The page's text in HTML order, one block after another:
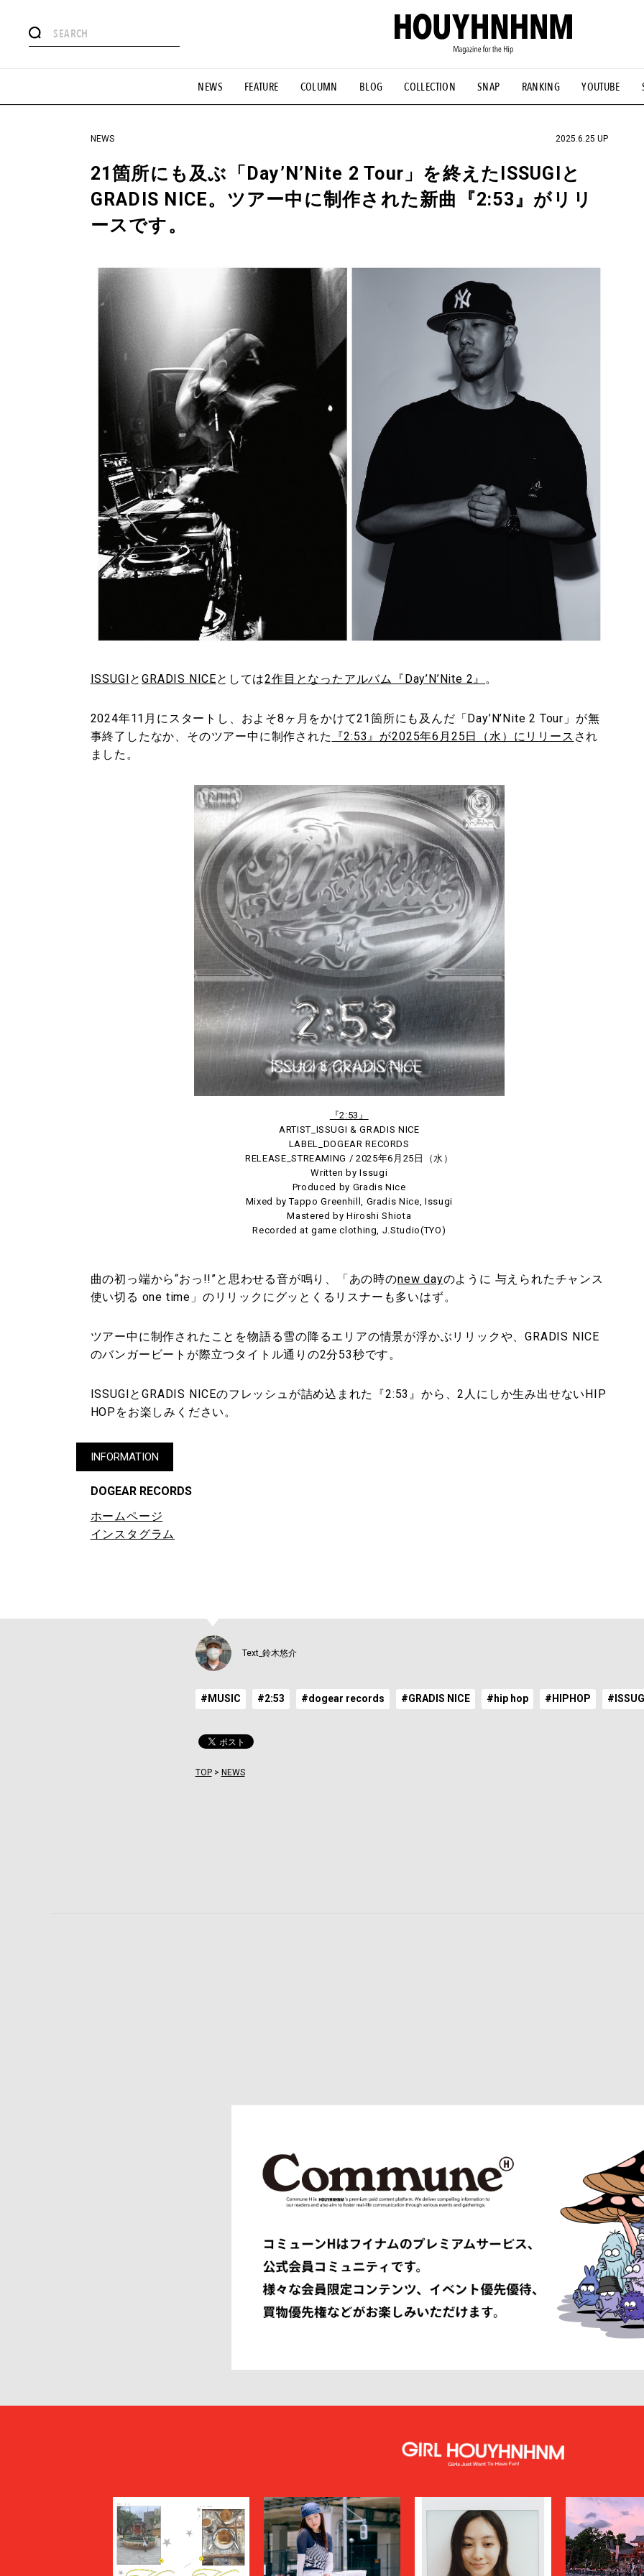
NEWS FEATURE COLUMN BLOG COLLECTION SNAP RANKING YOUTUBE
#憧れの逸品 #ESSENTIAL DESIGNS #古着サミット #NEW VINTAGE #マイナーグッド図鑑
#GH 銘品の所以 #フイナムのYouTube #Commune H #FOCUS IT #AH.H #ととけん #FASHION #MUSIC
#HANDSOME HANDBOOK
NEWS 2025.6.25 UP
21箇所にも及ぶ「Day’N’Nite 2 Tour」を終えたISSUGIと
GRADIS NICE。ツアー中に制作された新曲『2:53』がリリ
ースです。
ISSUGI とGRADIS NICEとしては2作目となったアルバム『Day’N’Nite 2』 。
2024年11月にスタートし、およそ8ヶ月をかけて21箇所にも及んだ「Day’N’Nite 2 Tour」が無
事終了したなか、そのツアー中に制作された
『2:53』が2025年6月25日（水）にリリース され
ました。
『2:53』
ARTIST_ISSUGI & GRADIS NICE
LABEL_DOGEAR RECORDS
RELEASE_STREAMING / 2025年6月25日（水）
Written by Issugi
Produced by Gradis Nice
Mixed by Tappo Greenhill, Gradis Nice, Issugi
Mastered by Hiroshi Shiota
Recorded at game clothing, J.Studio(TYO)
曲の初っ端から“おっ!!”と思わせる音が鳴り、「あの時のnew dayのように 与えられたチャンス
使い切る one time」のリリックにグッとくるリスナーも多いはず。
ツアー中に制作されたことを物語る雪の降るエリアの情景が浮かぶリリックや、GRADIS NICE
のバンガービートが際立つタイトル通りの2分53秒です。
ISSUGIとGRADIS NICEのフレッシュが詰め込まれた『2:53』から、2人にしか生み出せないHIP
HOPをお楽しみください。
INFORMATION
DOGEAR RECORDS
ホームページ
インスタグラム
Text_鈴木悠介
#MUSIC #2:53 #dogear records #GRADIS NICE #hip hop #HIPHOP #ISSUGI
TOP> NEWS